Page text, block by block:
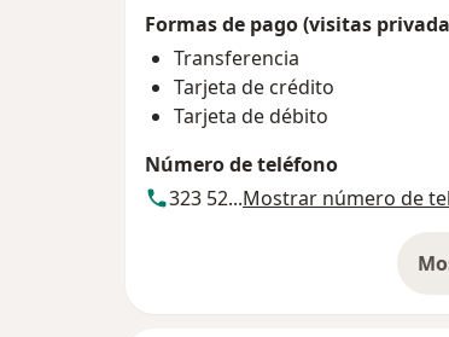
Formas de pago (visitas
Transferencia
Tarjeta de crédito
Tarjeta de débito
Número de teléfono
323 52...Mostrar número de